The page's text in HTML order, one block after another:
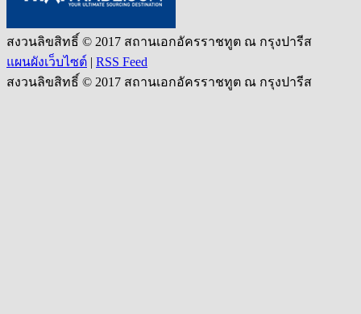
สงวนลิขสิทธิ์ © 2017 สถานเอกอัครราชทูต ณ กรุงปารีส
แผนผังเว็บไซต์ | RSS Feed
สงวนลิขสิทธิ์ © 2017 สถานเอกอัครราชทูต ณ กรุงปารีส